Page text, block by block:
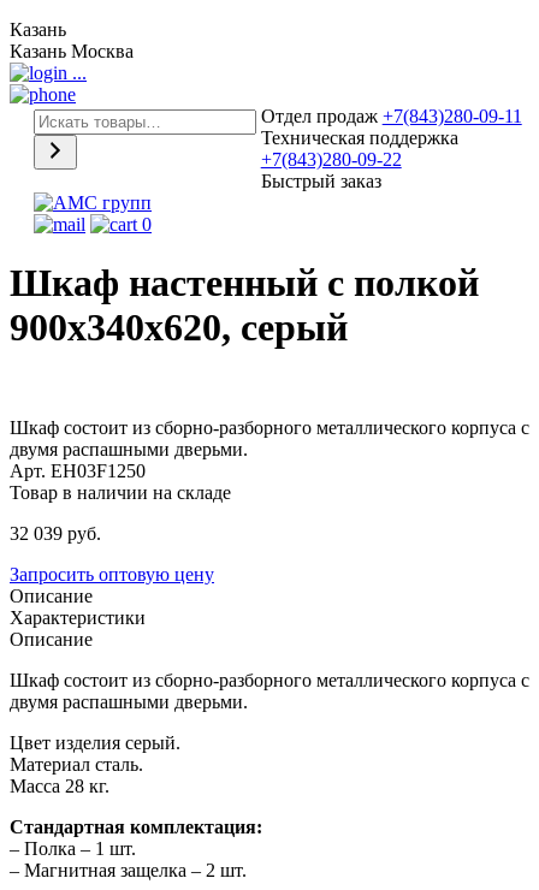
Казань
Казань Москва
...
Отдел продаж +7(843)280-09-11
Техническая поддержка
+7(843)280-09-22
Быстрый заказ
0
Шкаф настенный с полкой
900х340х620, серый
Шкаф состоит из сборно-разборного металлического корпуса с
двумя распашными дверьми.
Арт. EH03F1250
Товар в наличии на складе
32 039 руб.
Запросить оптовую цену
Описание
Характеристики
Описание
Шкаф состоит из сборно-разборного металлического корпуса с
двумя распашными дверьми.
Цвет изделия серый.
Материал сталь.
Масса 28 кг.
Стандартная комплектация:
– Полка – 1 шт.
– Магнитная защелка – 2 шт.